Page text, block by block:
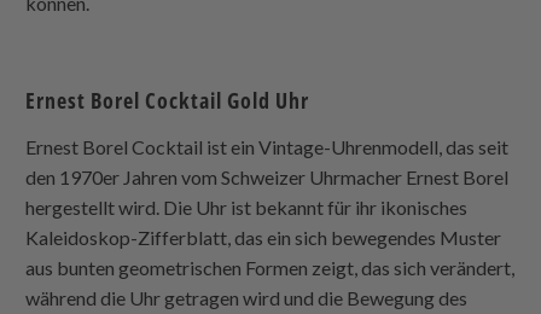
Ernest Borel Cocktail Gold Uhr
Ernest Borel Cocktail ist ein Vintage-Uhrenmodell, das seit
den 1970er Jahren vom Schweizer Uhrmacher Ernest Borel
hergestellt wird. Die Uhr ist bekannt für ihr ikonisches
Kaleidoskop-Zifferblatt, das ein sich bewegendes Muster
aus bunten geometrischen Formen zeigt, das sich verändert,
während die Uhr getragen wird und die Bewegung des